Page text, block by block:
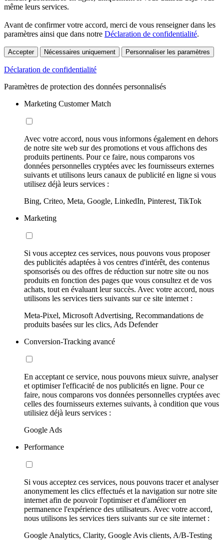
même leurs services.
Avant de confirmer votre accord, merci de vous renseigner dans les
paramètres ainsi que dans notre Déclaration de confidentialité.
Accepter Nécessaires uniquement Personnaliser les paramètres
Déclaration de confidentialité
Paramètres de protection des données personnalisés
Marketing Customer Match
Avec votre accord, nous vous informons également en dehors
de notre site web sur des promotions et vous affichons des
produits pertinents. Pour ce faire, nous comparons vos
données personnelles cryptées avec les fournisseurs externes
suivants et utilisons leurs canaux de publicité en ligne si vous
utilisez déjà leurs services :
Bing, Criteo, Meta, Google, LinkedIn, Pinterest, TikTok
Marketing
Si vous acceptez ces services, nous pouvons vous proposer
des publicités adaptées à vos centres d'intérêt, des contenus
sponsorisés ou des offres de réduction sur notre site ou nos
produits en fonction des pages que vous consultez et de vos
achats, tout en évaluant leur succès. Avec votre accord, nous
utilisons les services tiers suivants sur ce site internet :
Meta-Pixel, Microsoft Advertising, Recommandations de
produits basées sur les clics, Ads Defender
Conversion-Tracking avancé
En acceptant ce service, nous pouvons mieux suivre, analyser
et optimiser l'efficacité de nos publicités en ligne. Pour ce
faire, nous comparons vos données personnelles cryptées avec
celles des fournisseurs externes suivants, à condition que vous
utilisiez déjà leurs services :
Google Ads
Performance
Si vous acceptez ces services, nous pouvons tracer et analyser
anonymement les clics effectués et la navigation sur notre site
internet afin de pouvoir l'optimiser et d'améliorer en
permanence l'expérience des utilisateurs. Avec votre accord,
nous utilisons les services tiers suivants sur ce site internet :
Google Analytics, Clarity, Google Avis clients, A/B-Testing